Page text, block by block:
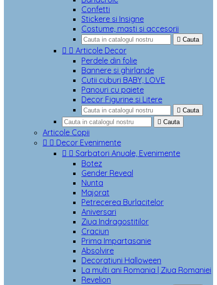
Confetti
Stickere si Insigne
Costume, masti si accesorii
 Cauta
  Articole Decor
Perdele din folie
Bannere si ghirlande
Cutii cuburi BABY, LOVE
Panouri cu paiete
Decor Figurine si Litere
 Cauta
 Cauta
Articole Copii
  Decor Evenimente
  Sarbatori Anuale, Evenimente
Botez
Gender Reveal
Nunta
Majorat
Petrecerea Burlacitelor
Aniversari
Ziua Indragostitilor
Craciun
Prima Impartasanie
Absolvire
Decoratiuni Halloween
La multi ani Romania | Ziua Romaniei
Revelion